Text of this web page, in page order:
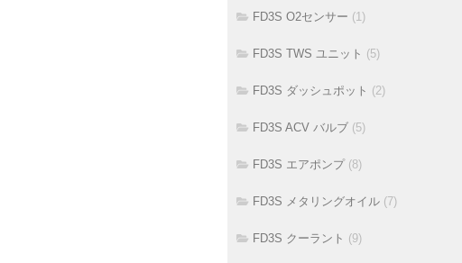
FD3S O2センサー (1)
FD3S TWS ユニット (5)
FD3S ダッシュポット (2)
FD3S ACV バルブ (5)
FD3S エアポンプ(8)
FD3S メタリングオイル (7)
FD3S クーラント (9)